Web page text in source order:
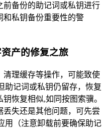
备份的助记词或私钥进行
和私钥备份重要性的警
资产的修复之旅
理缓存等操作，可能致使
助记词或私钥仍留存，恢复
恢复相似,如同按图索骥。
失还是其他问题，可先尝
用（注意卸载前要确保助记